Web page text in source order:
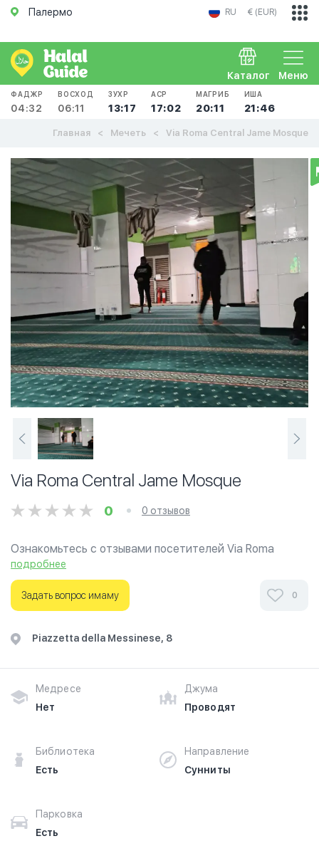
Палермо RU € (EUR)
Меню
Каталог
ФАДЖР
04:32
ВОСХОД
06:11
ЗУХР
13:17
АСР
17:02
МАГРИБ
20:11
ИША
21:46
Главная Мечеть Via Roma Central Jame Mosque
Via Roma Central Jame Mosque
0 0 отзывов
Ознакомьтесь с отзывами посетителей Via Roma
Central Jame Mosque в г.Палермо на фотографиях и
узнайте о часах работы. Ваше духовное путешествие
начинается здесь.
подробнее
Задать вопрос имаму 0
Piazzetta della Messinese, 8
Медресе
Нет
Джума
Проводят
Библиотека
Есть
Направление
Сунниты
Парковка
Есть